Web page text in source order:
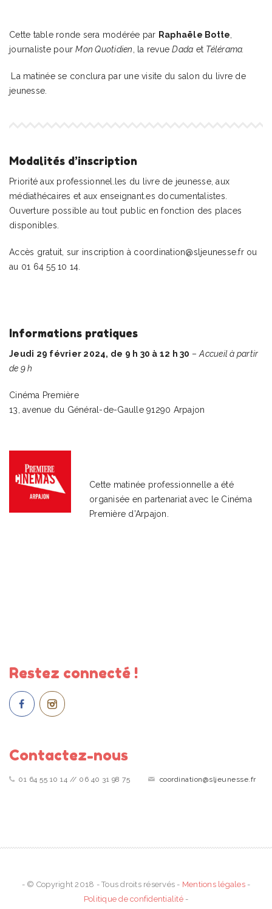
Cette table ronde sera modérée par Raphaële Botte
journaliste pourMon Quotidien , la revueDada et Télérama.
La matinée se conclura par une visite du salon du livre de
jeunesse.
Modalités d’inscription
Priorité aux professionnel.les du livre de jeunesse, aux
médiathécaires et aux enseignant.es documentalistes.
Ouverture possible au tout public en fonction des places
disponibles.
Accès gratuit, sur inscription à coordination@sljeunesse.fr ou
au 01 64 55 10 14.
Informations pratiques
Jeudi 29 février 2024, de 9 h 30 à 12 h 30 –Accueil à partir
de 9 h
Cinéma Première
13, avenue du Général-de-Gaulle 91290 Arpajon
Cette matinée professionnelle a été
organisée en partenariat avec le Cinéma
Première d’Arpajon.
Restez connecté !
Contactez-nous
01 64 55 10 14 // 06 40 31 98 75 coordination@sljeunesse.fr
- © Copyright 2018 - Tous droits réservés - Mentions légales-
Politique de confidentialité-